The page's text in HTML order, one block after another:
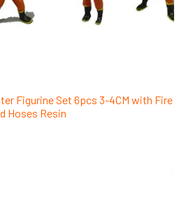
Figurine Set 6pcs 3-4CM with Fire
Hoses Resin